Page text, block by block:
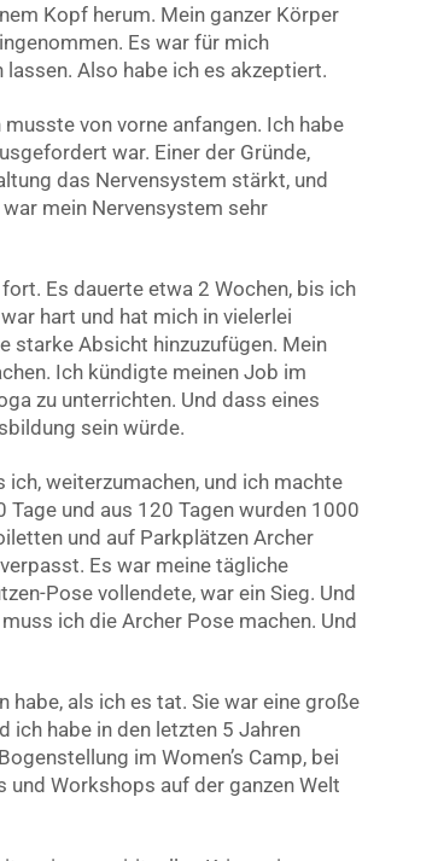
Kopf herum. Mein ganzer Körper
Es war für mich
Also habe ich es akzeptiert.
von vorne anfangen. Ich habe
war. Einer der Gründe,
das Nervensystem stärkt, und
mein Nervensystem sehr
Es dauerte etwa 2 Wochen, bis ich
hart und hat mich in vielerlei
starke Absicht hinzuzufügen. Mein
Ich kündigte meinen Job im
zu unterrichten. Und dass eines
sein würde.
weiterzumachen, und ich machte
Tage und aus 120 Tagen wurden 1000
und auf Parkplätzen Archer
Es war meine tägliche
Pose vollendete, war ein Sieg. Und
ich die Archer Pose machen. Und
habe, als ich es tat. Sie war eine große
ich habe in den letzten 5 Jahren
im Women’s Camp, bei
und Workshops auf der ganzen Welt